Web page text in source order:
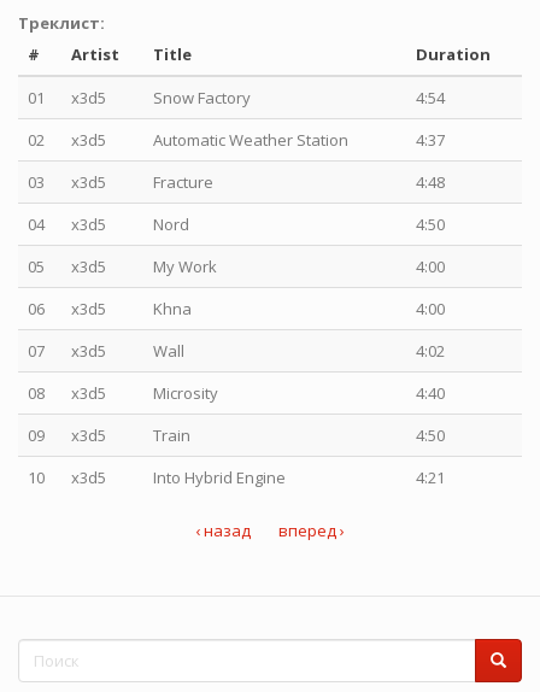
Треклист:
#
Artist Title
Duration
01
x3d5 Snow Factory
4:54
02
x3d5 Automatic Weather Station
4:37
03
x3d5 Fracture
4:48
04
x3d5 Nord
4:50
05
x3d5 My Work
4:00
06
x3d5 Khna
4:00
07
x3d5 Wall
4:02
08
x3d5 Microsity
4:40
09
x3d5 Train
4:50
10
x3d5 Into Hybrid Engine 4:21
‹ назад вперед ›
Форма